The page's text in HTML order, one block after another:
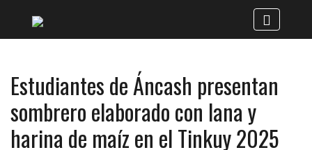
Estudiantes de Áncash presentan
sombrero elaborado con lana y
harina de maíz en el Tinkuy 2025